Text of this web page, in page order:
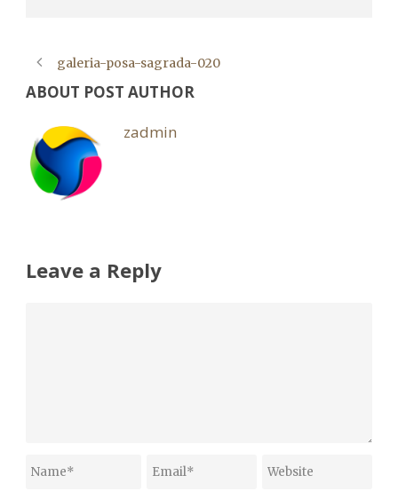
galeria-posa-sagrada-020
ABOUT POST AUTHOR
zadmin
Leave a Reply